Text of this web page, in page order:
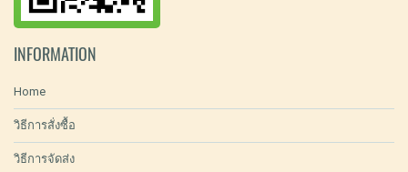
INFORMATION
Home
วิธีการสั่งซื้อ
วิธีการจัดส่ง